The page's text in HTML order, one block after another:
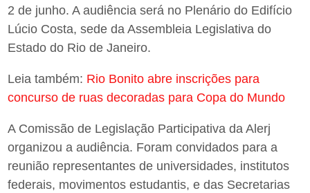
2 de junho. A audiência será no Plenário do Edifício
Lúcio Costa, sede da Assembleia Legislativa do
Estado do Rio de Janeiro.
Leia também: Rio Bonito abre inscrições para
concurso de ruas decoradas para Copa do Mundo
A Comissão de Legislação Participativa da Alerj
organizou a audiência. Foram convidados para a
reunião representantes de universidades, institutos
federais, movimentos estudantis, e das Secretarias